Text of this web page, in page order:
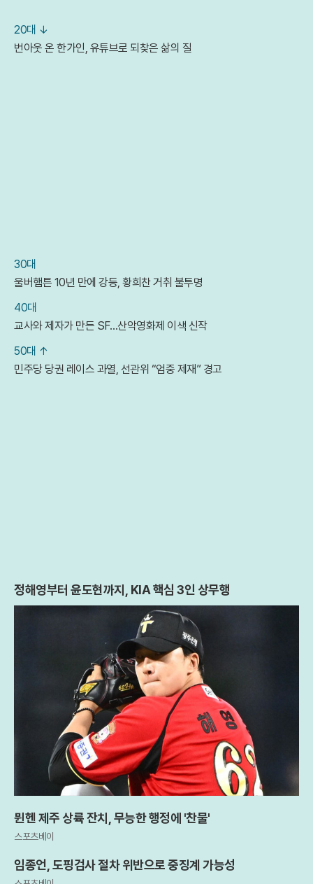
20대 ↓
번아웃 온 한가인, 유튜브로 되찾은 삶의 질
30대
울버햄튼 10년 만에 강등, 황희찬 거취 불투명
40대
교사와 제자가 만든 SF…산악영화제 이색 신작
50대 ↑
민주당 당권 레이스 과열, 선관위 “엄중 제재” 경고
정해영부터 윤도현까지, KIA 핵심 3인 상무행
뮌헨 제주 상륙 잔치, 무능한 행정에 '찬물'
스포츠베이
임종언, 도핑검사 절차 위반으로 중징계 가능성